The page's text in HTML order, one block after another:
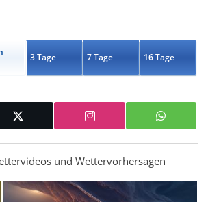
3 Tage 7 Tage 16 Tage
und Wettervorhersagen